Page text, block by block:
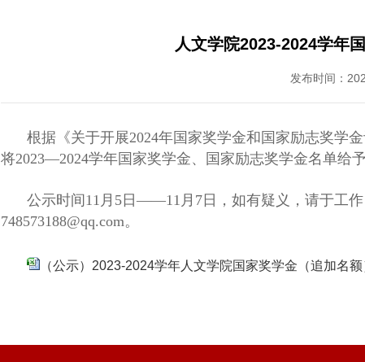
人文学院2023-2024学年
发布时间：
根据《关于开展2024年国家奖学金和国家励志奖学
将2023—2024学年国家奖学金、国家励志奖学金名单给
公示时间 11月 5 日 ——11月 7 日，如有疑义，请于工
748573188@qq.com。
（公示）2023-2024学年人文学院国家奖学金（追加名